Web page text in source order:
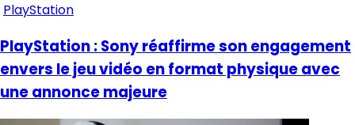
PlayStation
PlayStation : Sony réaffirme son engagement
envers le jeu vidéo en format physique avec
une annonce majeure